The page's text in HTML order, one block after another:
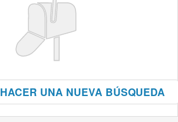
HACER UNA NUEVA BÚSQUEDA